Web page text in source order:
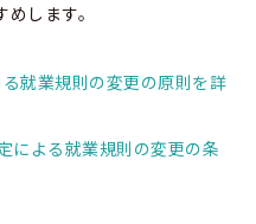
します。
就業規則の変更の原則を詳
による就業規則の変更の条